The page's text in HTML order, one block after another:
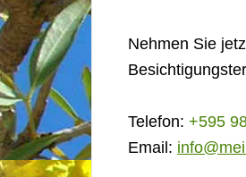
Nehmen Sie
Telefon: +595
Email: